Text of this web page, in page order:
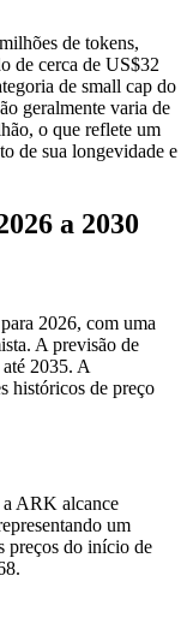
de tokens,
de cerca de US$32
de small cap do
geralmente varia de
o que reflete um
de sua longevidade e
a 2030
2026, com uma
A previsão de
2035. A
históricos de preço
a ARK alcance
um
preços do início de